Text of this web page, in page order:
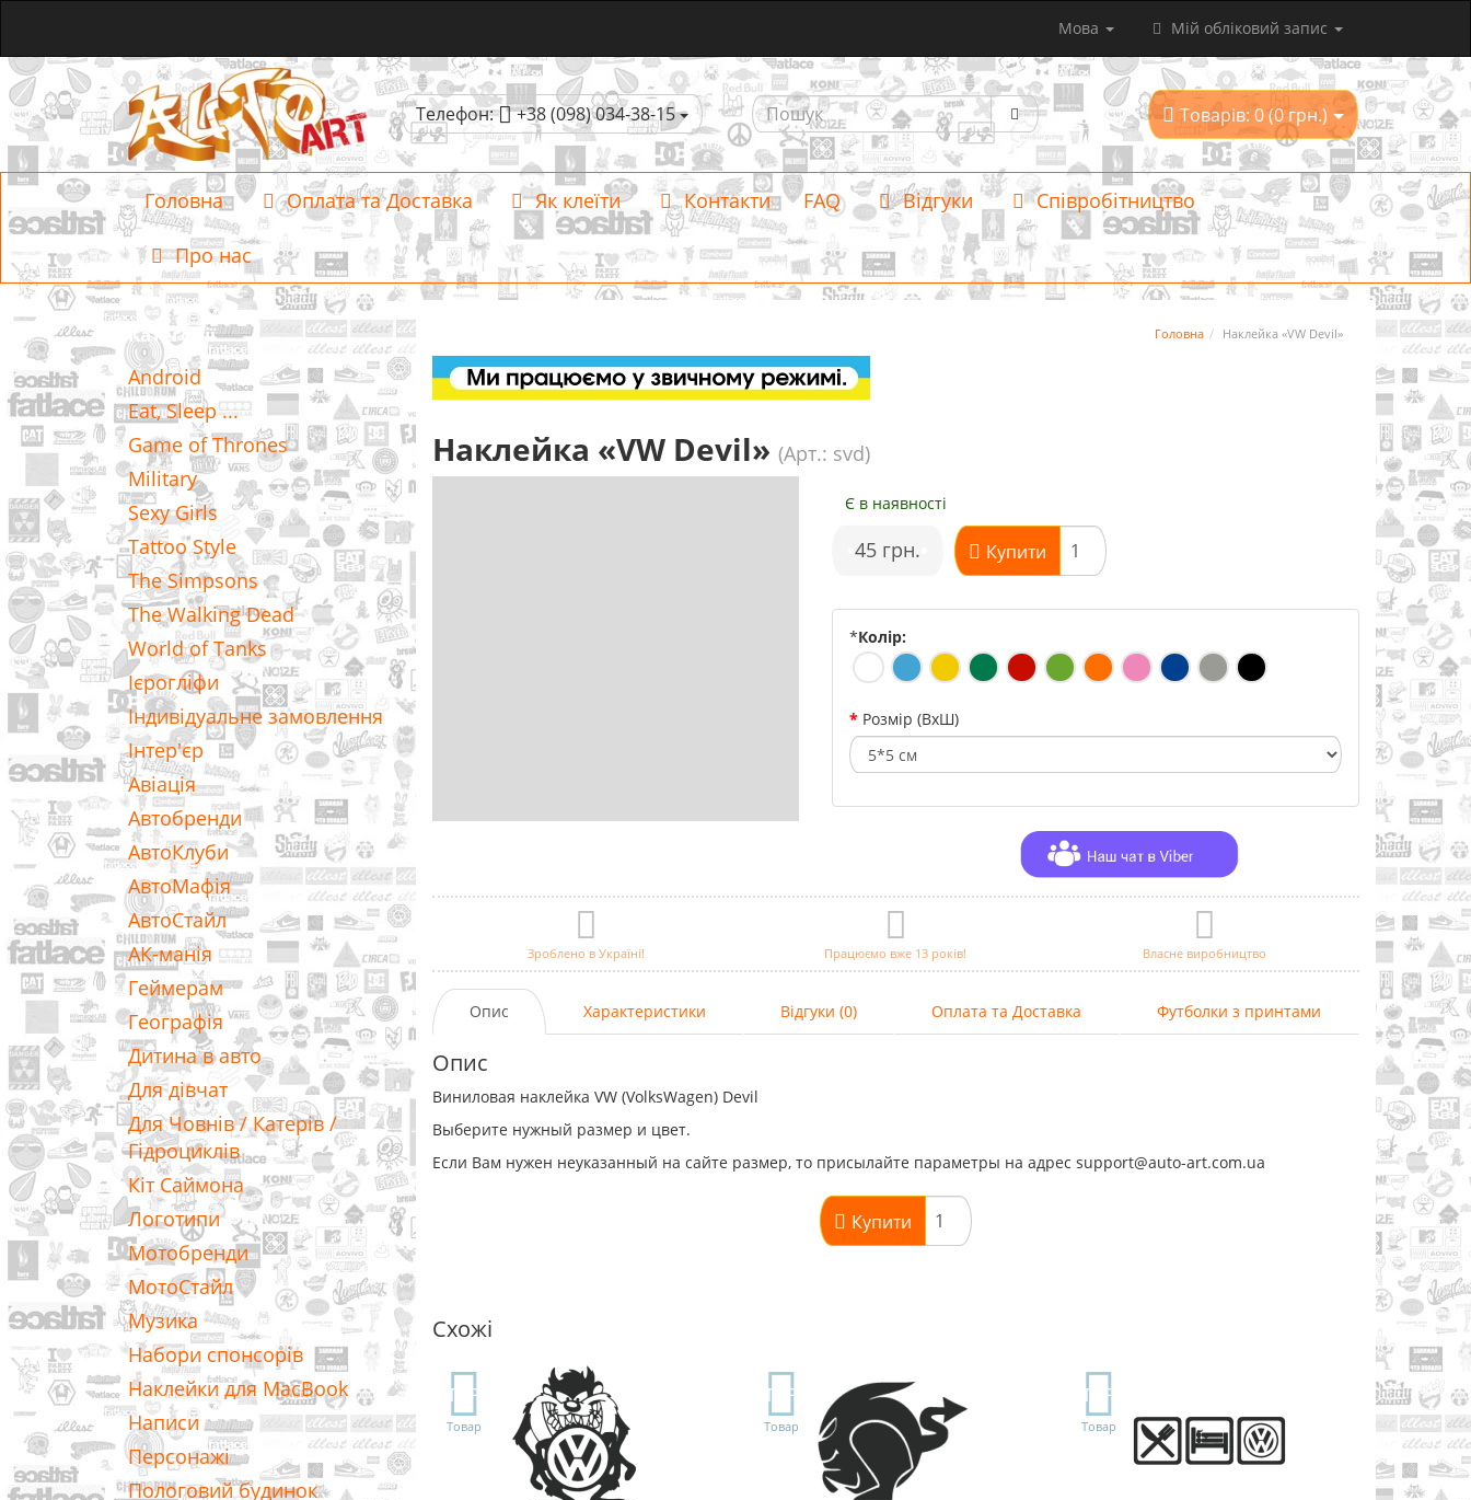
Мова Мій обліковий запис
Телефон: +38 (098) 034-38-15 Товарів: 0 (0 грн.)
Головна Оплата та Доставка Як клеїти Контакти FAQ Відгуки Співробітництво
Про нас
Категорії
Android
Eat, Sleep ...
Game of Thrones
Military
Sexy Girls
Tattoo Style
The Simpsons
The Walking Dead
World of Tanks
Ієрогліфи
Індивідуальне замовлення
Інтер'єр
Авіація
Автобренди
АвтоКлуби
АвтоМафія
АвтоСтайл
АК-манія
Геймерам
Географія
Дитина в авто
Для дівчат
Для Човнів / Катерів /
Гідроциклів
Кіт Саймона
Логотипи
Мотобренди
МотоСтайл
Музика
Набори спонсорів
Наклейки для MacBook
Написи
Персонажі
Пологовий будинок
Головна Наклейка «VW Devil»
Наклейка «VW Devil» (Арт.: svd)
Є в наявності
•45 грн. Купити
*Колір:
Розмір (ВхШ)
Зроблено в Україні! Працюємо вже 13 років! Власне виробництво
Опис Характеристики Відгуки (0) Оплата та Доставка Футболки з принтами
Опис
Виниловая наклейка VW (VolksWagen) Devil
Выберите нужный размер и цвет.
Если Вам нужен неуказанный на сайте размер, то присылайте параметры на адрес support@auto-art.com.ua
Купити
Схожі
TOP
Товар
TOP
Товар
TOP
Товар